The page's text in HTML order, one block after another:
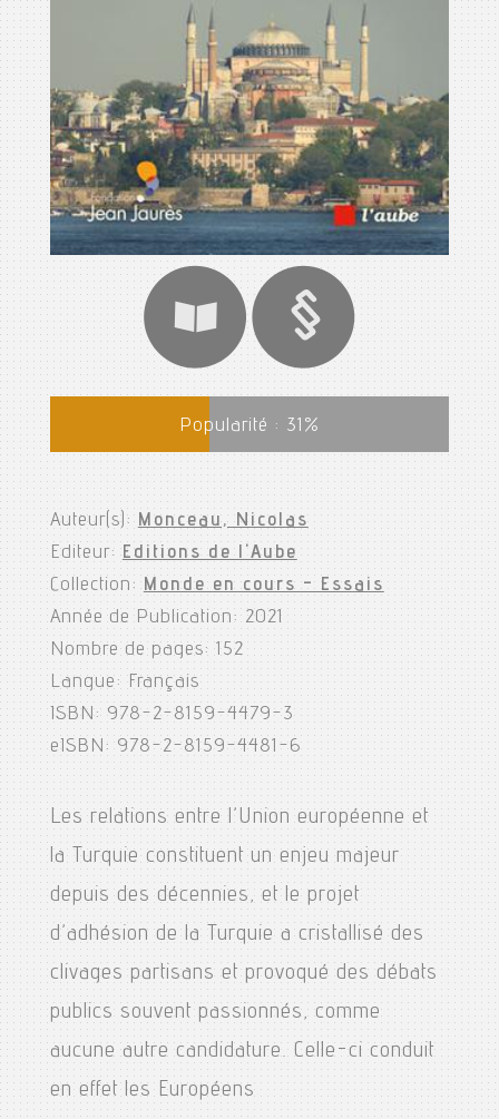
Popularité : 31 %
Auteur(s): Monceau, Nicolas
Editeur:Editions de l'Aube
Collection:Monde en cours - Essais
Année de Publication: 2021
Nombre de pages: 152
Langue: Français
ISBN: 978-2-8159-4479-3
eISBN: 978-2-8159-4481-6
Les relations entre l’Union européenne et
la Turquie constituent un enjeu majeur
depuis des décennies, et le projet
d’adhésion de la Turquie a cristallisé des
clivages partisans et provoqué des débats
publics souvent passionnés, comme
aucune autre candidature. Celle-ci conduit
en effet les Européens